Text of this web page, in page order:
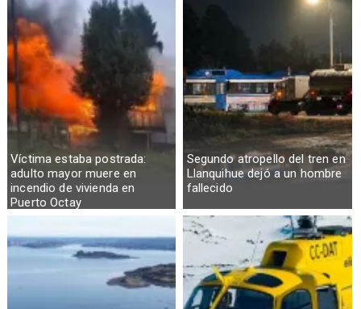
Víctima estaba postrada:
adulto mayor muere en
incendio de vivienda en
Puerto Octay
Segundo atropello del tren en
Llanquihue dejó a un hombre
fallecido